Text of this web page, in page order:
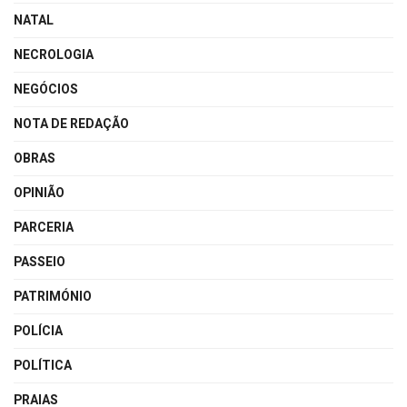
NATAL
NECROLOGIA
NEGÓCIOS
NOTA DE REDAÇÃO
OBRAS
OPINIÃO
PARCERIA
PASSEIO
PATRIMÓNIO
POLÍCIA
POLÍTICA
PRAIAS